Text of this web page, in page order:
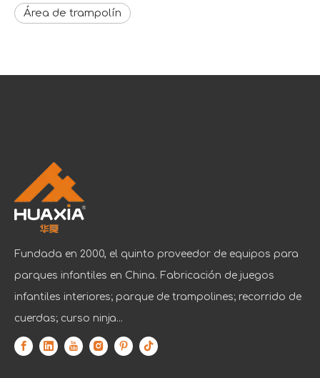
Área de trampolín
Fundada en 2000, el quinto proveedor de equipos para
parques infantiles en China. Fabricación de juegos
infantiles interiores; parque de trampolines; recorrido de
cuerdas; curso ninja...